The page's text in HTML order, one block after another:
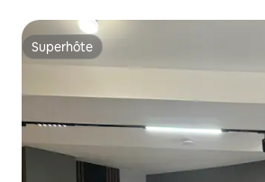
Superhôte
Superhôte